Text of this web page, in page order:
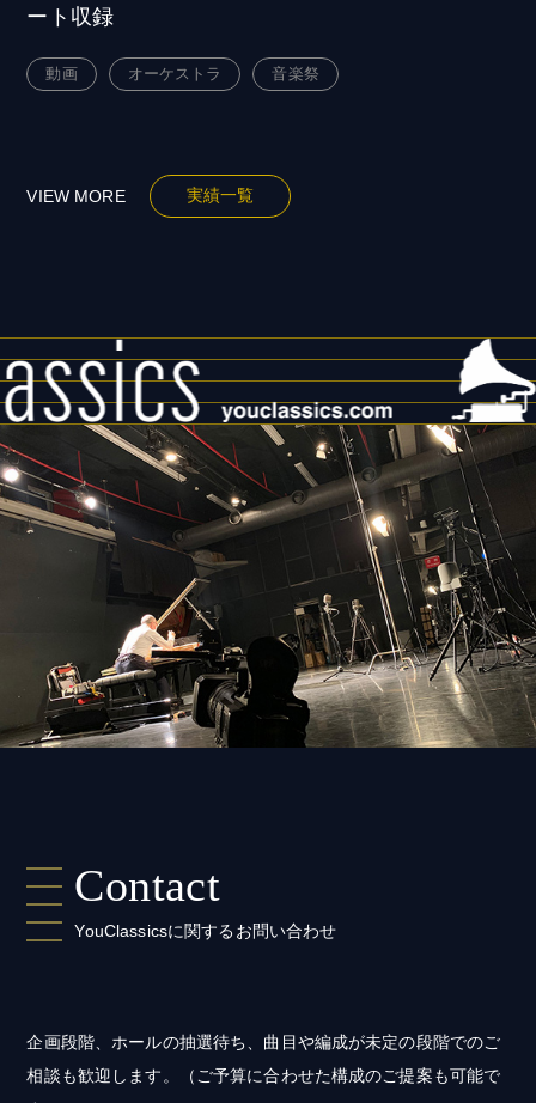
ート収録
動画 オーケストラ 音楽祭
VIEW MORE 実績一覧
Contact
YouClassicsに関するお問い合わせ
企画段階、ホールの抽選待ち、曲目や編成が未定の段階でのご
相談も歓迎します。（ご予算に合わせた構成のご提案も可能で